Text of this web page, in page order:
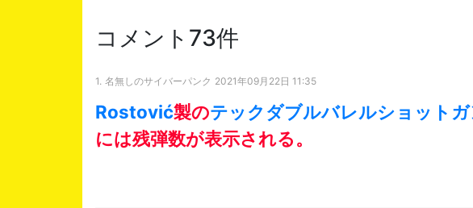
コメント73件
1. 名無しのサイバーパンク 2021年09月22日 11:35
Rostović製のテック ダブルバレルショットガ
には残弾数が表示される。